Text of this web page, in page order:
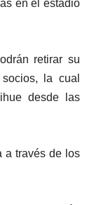
en el estadio
retirar su
la cual
desde las
a través de los